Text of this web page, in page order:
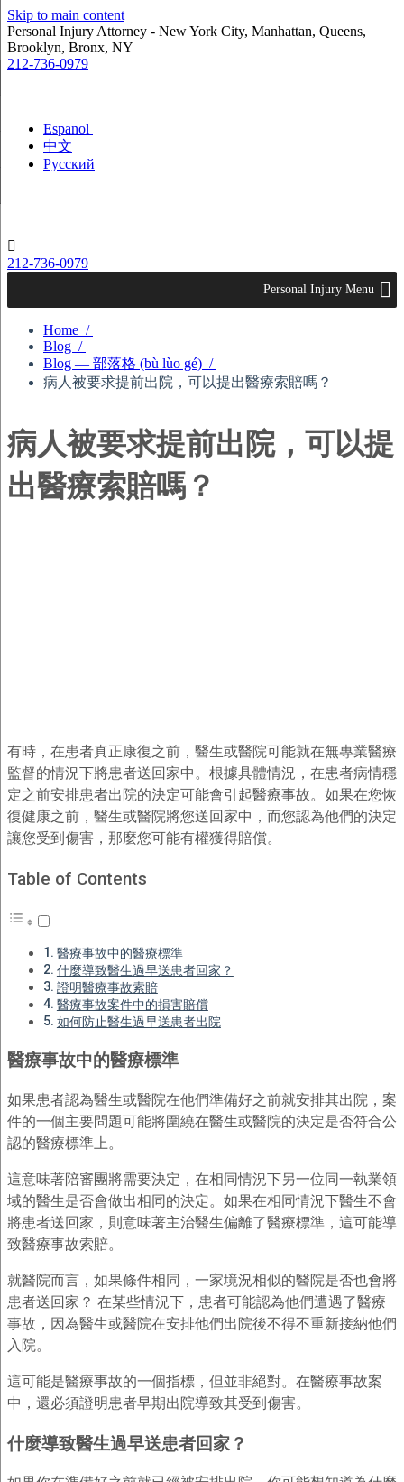
Skip to main content
Personal Injury Attorney - New York City, Manhattan, Queens,
Brooklyn, Bronx, NY
212-736-0979
Espanol
中文
Русский

212-736-0979
Personal Injury Menu
Home /
Blog /
Blog — 部落格 (bù lùo gé) /
病人被要求提前出院，可以提出醫療索賠嗎？
病人被要求提前出院，可以提
出醫療索賠嗎？
有時，在患者真正康復之前，醫生或醫院可能就在無專業醫療
監督的情況下將患者送回家中。根據具體情況，在患者病情穩
定之前安排患者出院的決定可能會引起醫療事故。如果在您恢
復健康之前，醫生或醫院將您送回家中，而您認為他們的決定
讓您受到傷害，那麼您可能有權獲得賠償。
Table of Contents
醫療事故中的醫療標準
什麼導致醫生過早送患者回家？
證明醫療事故索賠
醫療事故案件中的損害賠償
如何防止醫生過早送患者出院
醫療事故中的醫療標準
如果患者認為醫生或醫院在他們準備好之前就安排其出院，案
件的一個主要問題可能將圍繞在醫生或醫院的決定是否符合公
認的醫療標準上。
這意味著陪審團將需要決定，在相同情況下另一位同一執業領
域的醫生是否會做出相同的決定。如果在相同情況下醫生不會
將患者送回家，則意味著主治醫生偏離了醫療標準，這可能導
致醫療事故索賠。
就醫院而言，如果條件相同，一家境況相似的醫院是否也會將
患者送回家？ 在某些情況下，患者可能認為他們遭遇了醫療
事故，因為醫生或醫院在安排他們出院後不得不重新接納他們
入院。
這可能是醫療事故的一個指標，但並非絕對。在醫療事故案
中，還必須證明患者早期出院導致其受到傷害。
什麼導致醫生過早送患者回家？